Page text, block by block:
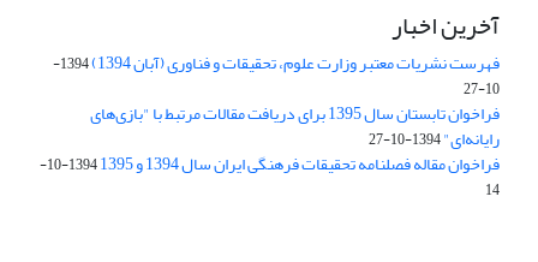
آخرین اخبار
فهرست نشریات معتبر وزارت علوم، تحقیقات و فناوری (آبان 1394)
1394-
10-27
فراخوان تابستان سال 1395 برای دریافت مقالات مرتبط با "بازی‌های
رایانه‌ای"1394-10-27
فراخوان مقاله فصلنامه تحقیقات فرهنگی ایران سال 1394 و 1395
1394-10-
14